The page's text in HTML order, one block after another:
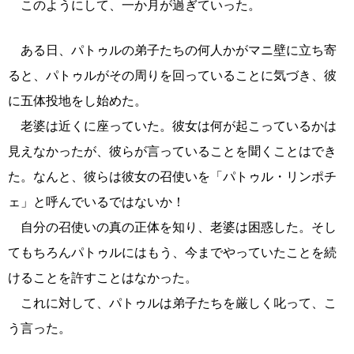
このようにして、一か月が過ぎていった。
ある日、パトゥルの弟子たちの何人かがマニ壁に立ち寄
ると、パトゥルがその周りを回っていることに気づき、彼
に五体投地をし始めた。
老婆は近くに座っていた。彼女は何が起こっているかは
見えなかったが、彼らが言っていることを聞くことはでき
た。なんと、彼らは彼女の召使いを「パトゥル・リンポチ
ェ」と呼んでいるではないか！
自分の召使いの真の正体を知り、老婆は困惑した。そし
てもちろんパトゥルにはもう、今までやっていたことを続
けることを許すことはなかった。
これに対して、パトゥルは弟子たちを厳しく叱って、こ
う言った。